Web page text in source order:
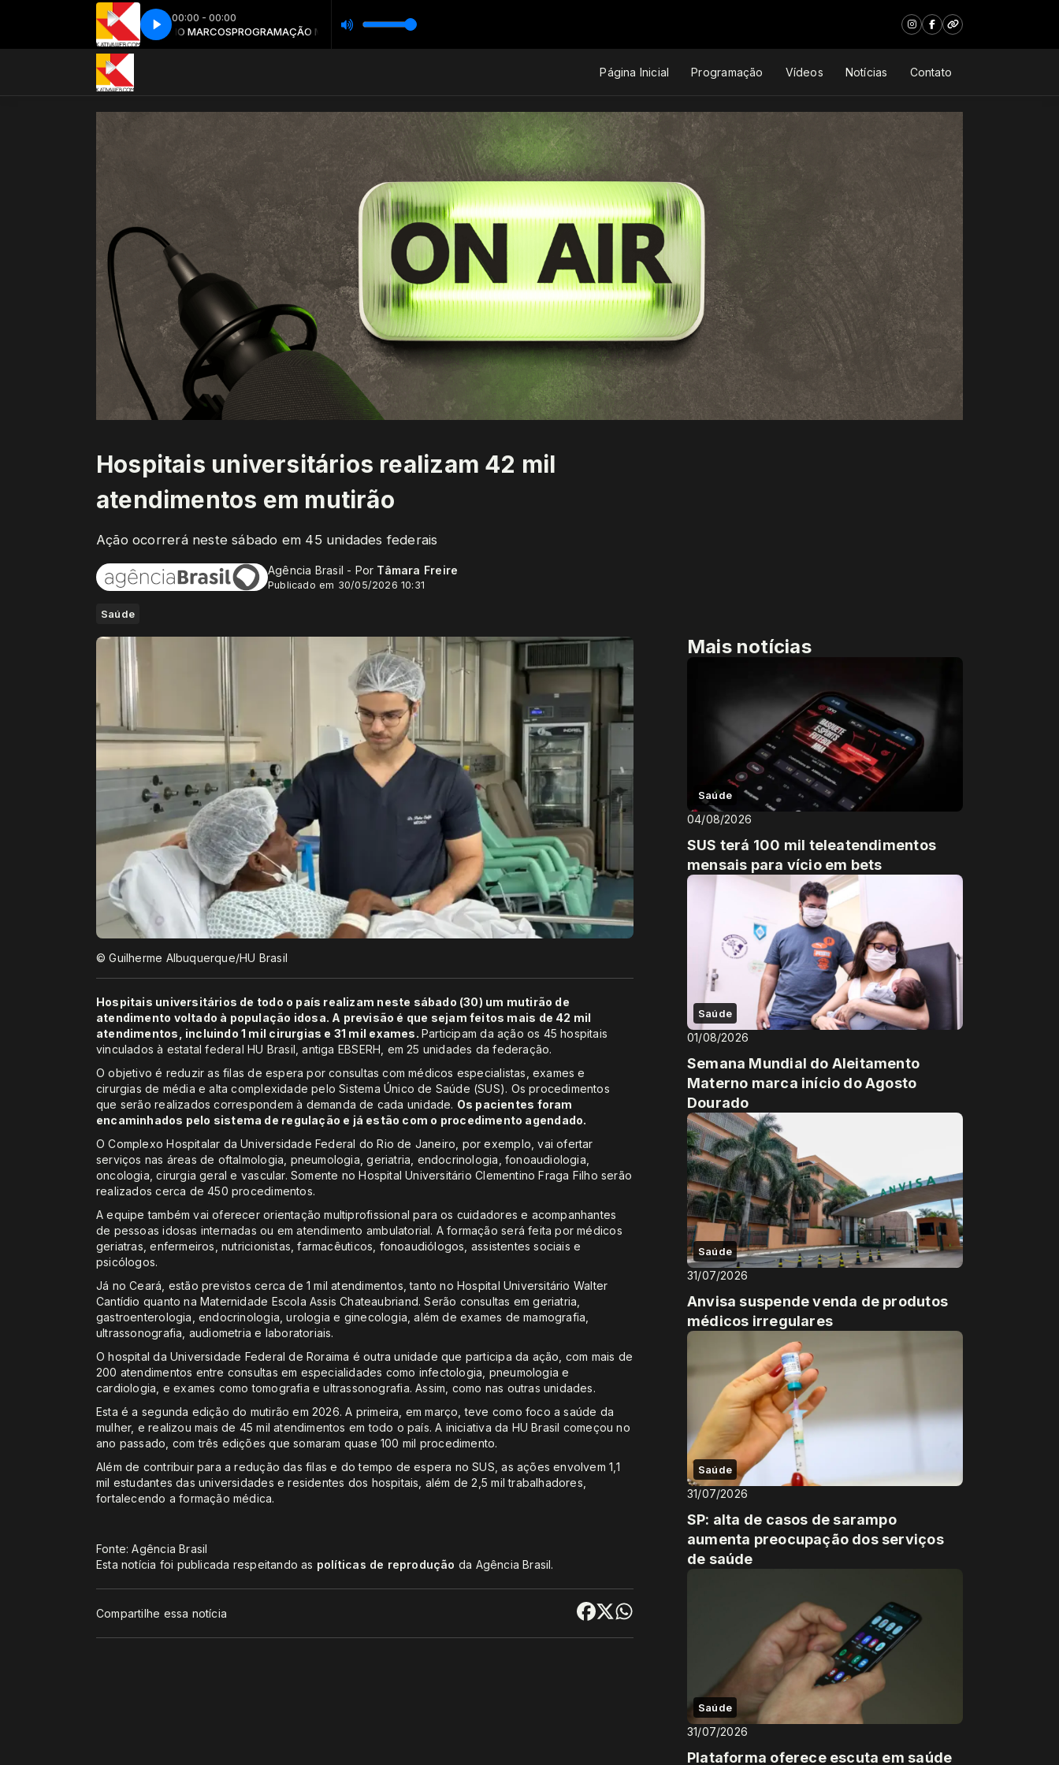
00:00 - 00:00
MUSICAL com ANTONIO MARCOSPROGRAMAÇÃO MUSICAL com ANTONIO MARCOS
vinhetao 1 vinhetao 1
Página Inicial Programação Vídeos Notícias Contato
Hospitais universitários realizam 42 mil
atendimentos em mutirão
Ação ocorrerá neste sábado em 45 unidades federais
Agência Brasil - Por Tâmara Freire
Publicado em 30/05/2026 10:31
Saúde
© Guilherme Albuquerque/HU Brasil
Hospitais universitários de todo o país realizam neste sábado (30) um mutirão de
atendimento voltado à população idosa. A previsão é que sejam feitos mais de 42 mil
atendimentos, incluindo 1 mil cirurgias e 31 mil exames. Participam da ação os 45 hospitais
vinculados à estatal federal HU Brasil, antiga EBSERH, em 25 unidades da federação.
O objetivo é reduzir as filas de espera por consultas com médicos especialistas, exames e
cirurgias de média e alta complexidade pelo Sistema Único de Saúde (SUS). Os procedimentos
que serão realizados correspondem à demanda de cada unidade. Os pacientes foram
encaminhados pelo sistema de regulação e já estão com o procedimento agendado.
O Complexo Hospitalar da Universidade Federal do Rio de Janeiro, por exemplo, vai ofertar
serviços nas áreas de oftalmologia, pneumologia, geriatria, endocrinologia, fonoaudiologia,
oncologia, cirurgia geral e vascular. Somente no Hospital Universitário Clementino Fraga Filho serão
realizados cerca de 450 procedimentos.
A equipe também vai oferecer orientação multiprofissional para os cuidadores e acompanhantes
de pessoas idosas internadas ou em atendimento ambulatorial. A formação será feita por médicos
geriatras, enfermeiros, nutricionistas, farmacêuticos, fonoaudiólogos, assistentes sociais e
psicólogos.
Já no Ceará, estão previstos cerca de 1 mil atendimentos, tanto no Hospital Universitário Walter
Cantídio quanto na Maternidade Escola Assis Chateaubriand. Serão consultas em geriatria,
gastroenterologia, endocrinologia, urologia e ginecologia, além de exames de mamografia,
ultrassonografia, audiometria e laboratoriais.
O hospital da Universidade Federal de Roraima é outra unidade que participa da ação, com mais de
200 atendimentos entre consultas em especialidades como infectologia, pneumologia e
cardiologia, e exames como tomografia e ultrassonografia. Assim, como nas outras unidades.
Esta é a segunda edição do mutirão em 2026. A primeira, em março, teve como foco a saúde da
mulher, e realizou mais de 45 mil atendimentos em todo o país. A iniciativa da HU Brasil começou no
ano passado, com três edições que somaram quase 100 mil procedimento.
Além de contribuir para a redução das filas e do tempo de espera no SUS, as ações envolvem 1,1
mil estudantes das universidades e residentes dos hospitais, além de 2,5 mil trabalhadores,
fortalecendo a formação médica.
Fonte: Agência Brasil
Esta notícia foi publicada respeitando as políticas de reprodução da Agência Brasil.
Compartilhe essa notícia
Mais notícias
Saúde
04/08/2026
SUS terá 100 mil teleatendimentos
mensais para vício em bets
Saúde
01/08/2026
Semana Mundial do Aleitamento
Materno marca início do Agosto
Dourado
Saúde
31/07/2026
Anvisa suspende venda de produtos
médicos irregulares
Saúde
31/07/2026
SP: alta de casos de sarampo
aumenta preocupação dos serviços
de saúde
Saúde
31/07/2026
Plataforma oferece escuta em saúde